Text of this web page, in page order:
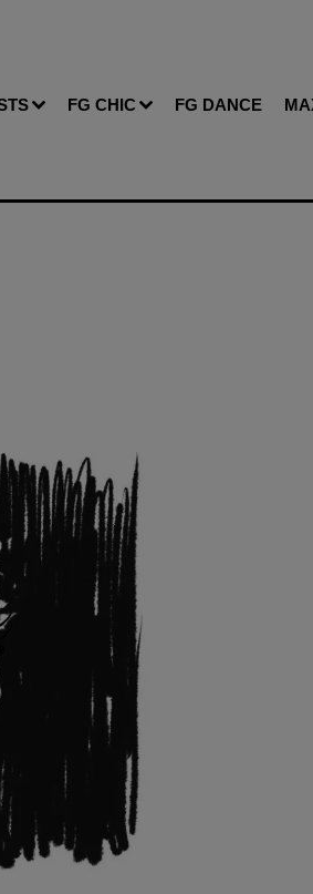
FG CHIC FG DANCE